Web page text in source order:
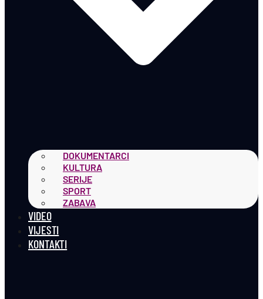
DOKUMENTARCI
KULTURA
SERIJE
SPORT
ZABAVA
VIDEO
VIJESTI
KONTAKTI